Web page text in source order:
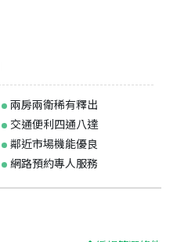
兩房兩衛稀有釋出
交通便利四通八達
鄰近市場機能優良
網路預約專人服務